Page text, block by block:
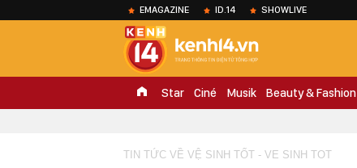
EMAGAZINE ID.14 SHOWLIVE
Star Ciné Musik Beauty & Fashion
TIN TỨC VỀ VỆ SINH TỐT - VE SINH TOT